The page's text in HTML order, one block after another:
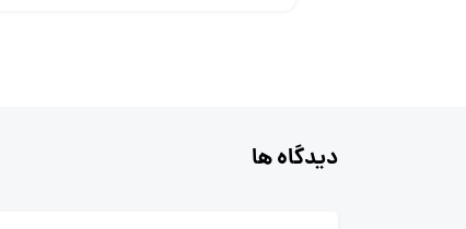
دیدگاه ها